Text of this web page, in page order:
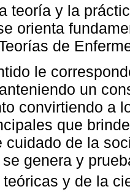
teoría y la
orienta
de
le
un
convirtiendo a
que
cuidado de la
genera y
y de la